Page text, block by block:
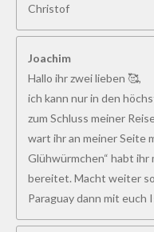
Christof
Joachim
Hallo ihr zwei lieben 🥰,
ich kann nur in den
zum Schluss meiner
wart ihr an meiner Seite
Glühwürmchen“ habt
bereitet. Macht weiter so
Paraguay dann mit euch